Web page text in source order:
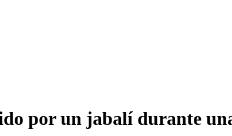
por un jabalí durante